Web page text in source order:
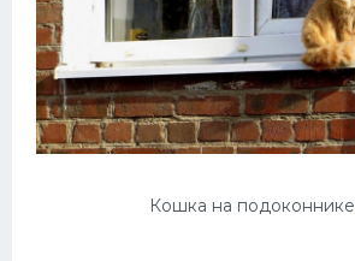
Кошка на подоконнике